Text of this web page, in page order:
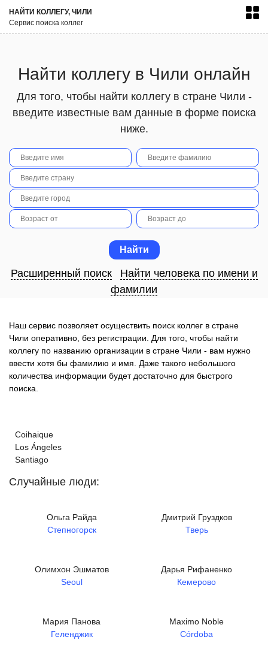
НАЙТИ КОЛЛЕГУ, ЧИЛИ
Сервис поиска коллег
Найти коллегу в Чили онлайн
Для того, чтобы найти коллегу в стране Чили -
введите известные вам данные в форме поиска
ниже.
Расширенный поиск
Найти человека по имени и
фамилии
Наш сервис позволяет осуществить поиск коллег в стране
Чили оперативно, без регистрации. Для того, чтобы найти
коллегу по названию организации в стране Чили - вам нужно
ввести хотя бы фамилию и имя. Даже такого небольшого
количества информации будет достаточно для быстрого
поиска.
Coihaique
Los Ángeles
Santiago
Случайные люди:
Ольга Райда
Степногорск
Дмитрий Груздков
Тверь
Олимхон Эшматов
Seoul
Дарья Рифаненко
Кемерово
Мария Панова
Геленджик
Maximo Noble
Córdoba